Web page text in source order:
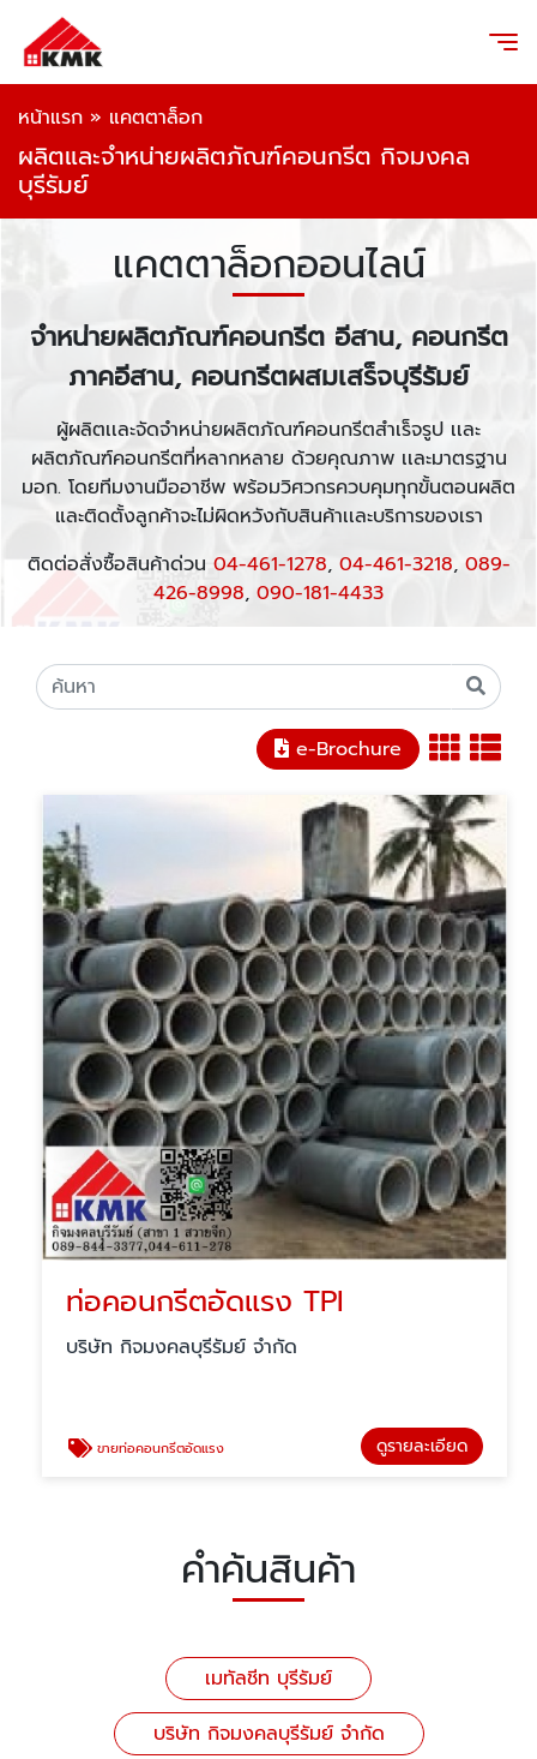
หน้าแรก » แคตตาล็อก
ผลิตและจำหน่ายผลิตภัณฑ์คอนกรีต กิจมงคล
บุรีรัมย์
แคตตาล็อกออนไลน์
จำหน่ายผลิตภัณฑ์คอนกรีต อีสาน, คอนกรีต
ภาคอีสาน, คอนกรีตผสมเสร็จบุรีรัมย์
ผู้ผลิตเเละจัดจำหน่ายผลิตภัณฑ์คอนกรีตสำเร็จรูป เเละ
ผลิตภัณฑ์คอนกรีตที่หลากหลาย ด้วยคุณภาพ เเละมาตรฐาน
มอก. โดยทีมงานมืออาชีพ พร้อมวิศวกรควบคุมทุกขั้นตอนผลิต
และติดตั้งลูกค้าจะไม่ผิดหวังกับสินค้าเเละบริการของเรา
ติดต่อสั่งซื้อสินค้าด่วน 04-461-1278, 04-461-3218, 089-
426-8998, 090-181-4433
e-Brochure
ท่อคอนกรีตอัดแรง TPI
บริษัท กิจมงคลบุรีรัมย์ จำกัด
ขายท่อคอนกรีตอัดแรง ดูรายละเอียด
คำค้นสินค้า
เมทัลชีท บุรีรัมย์
บริษัท กิจมงคลบุรีรัมย์ จำกัด